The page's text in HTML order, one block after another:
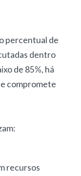
percentual de
dentro
de 85%, há
compromete
recursos